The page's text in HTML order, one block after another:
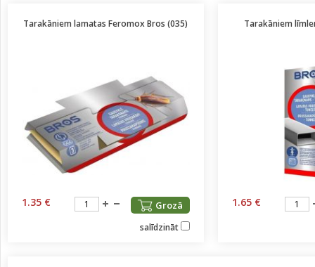
Tarakāniem lamatas Feromox Bros (035)
1.35 € Grozā
salīdzināt
Tarakāniem
1.65 €